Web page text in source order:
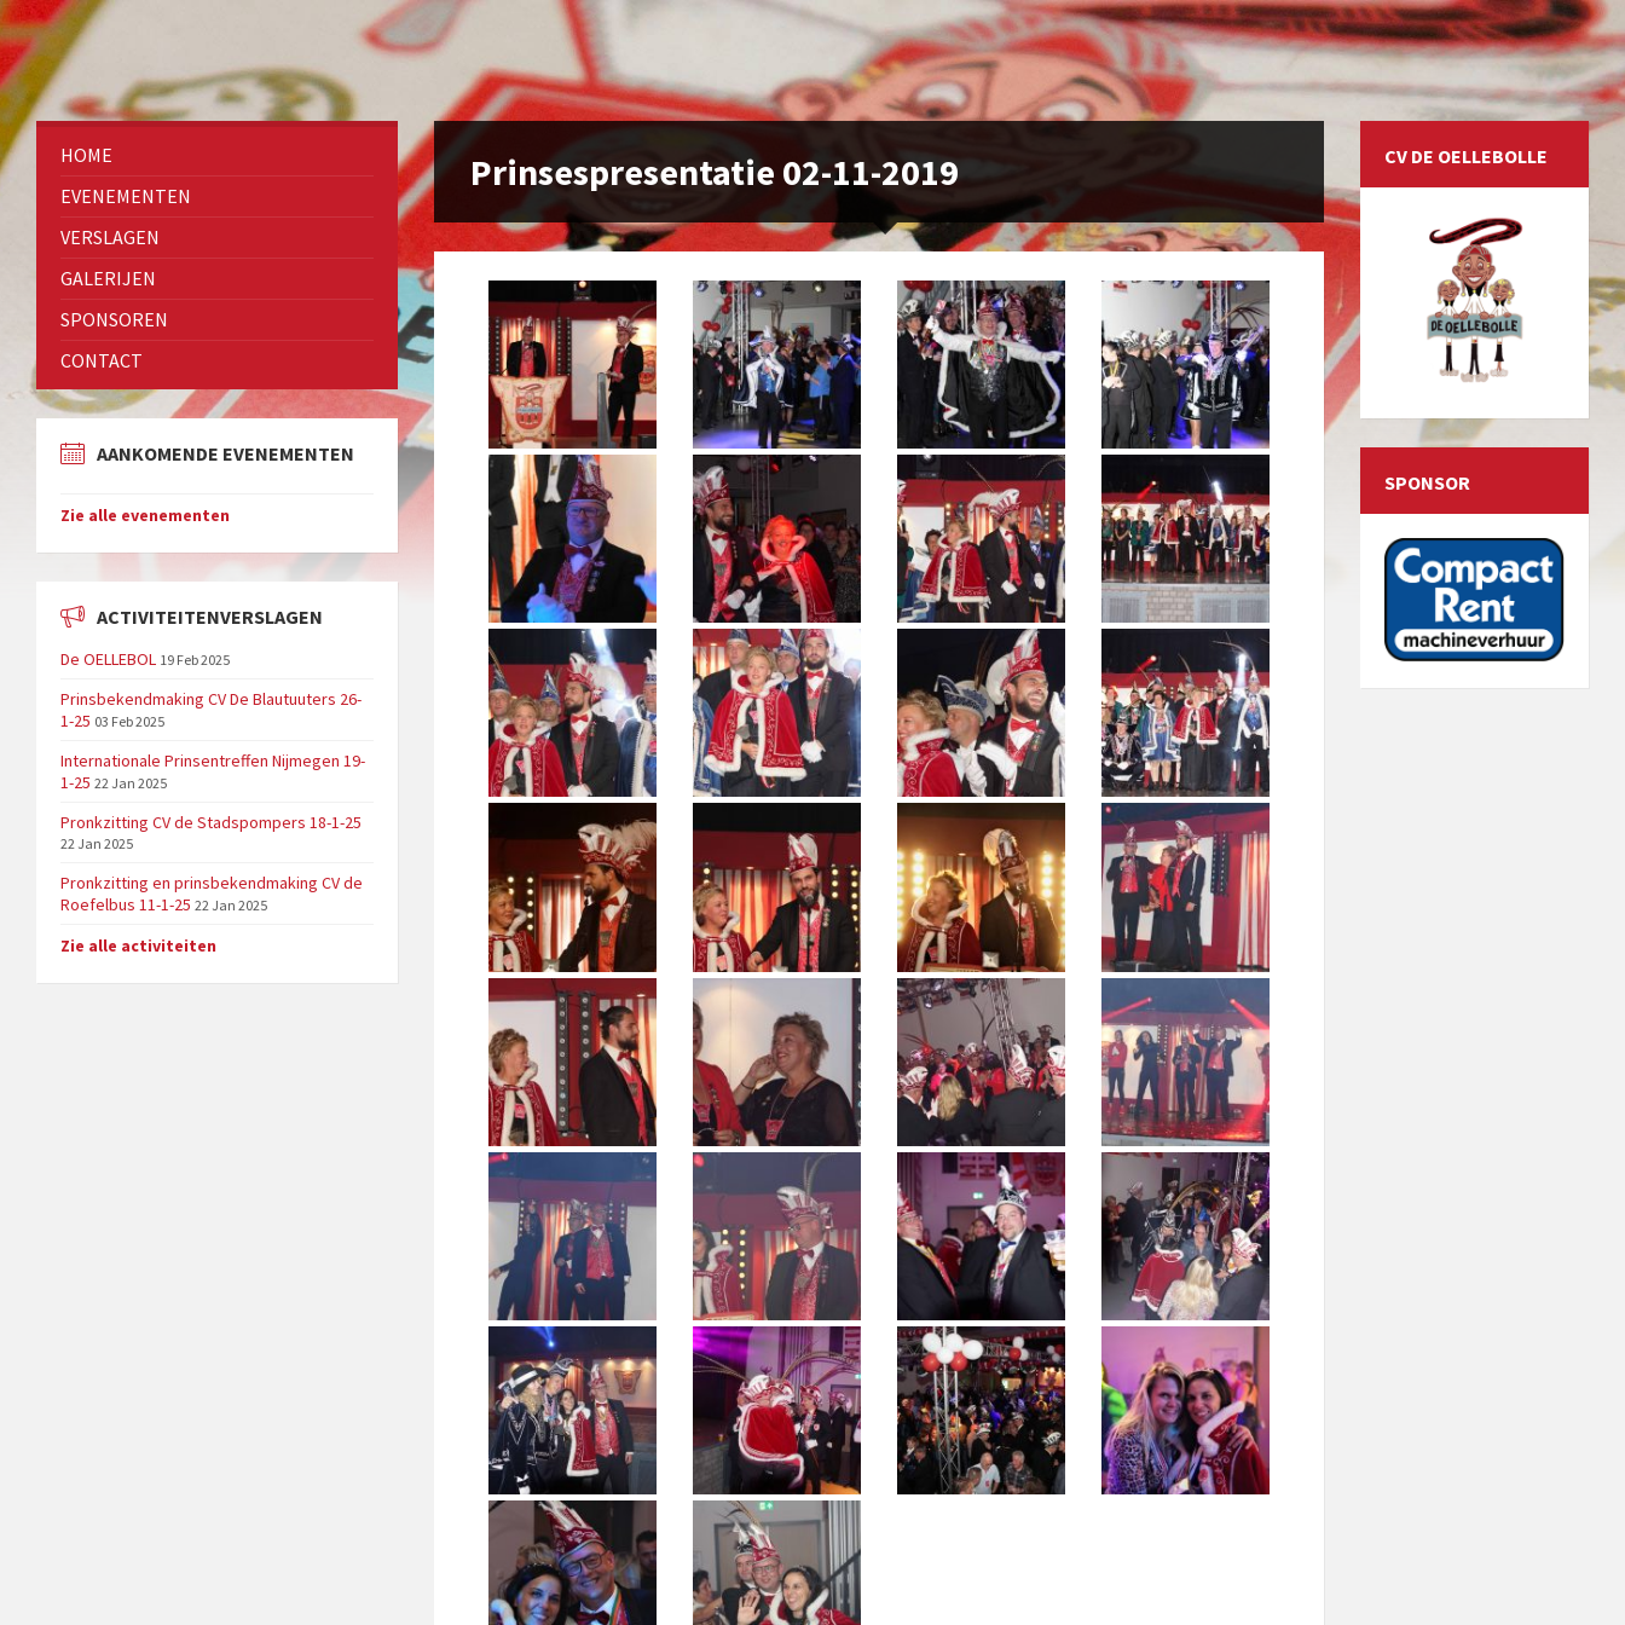
Prinsespresentatie 02-11-2019
HOME
EVENEMENTEN
VERSLAGEN
GALERIJEN
SPONSOREN
CONTACT
AANKOMENDE EVENEMENTEN
Zie alle evenementen
ACTIVITEITENVERSLAGEN
De OELLEBOL 19 Feb 2025
Prinsbekendmaking CV De Blautuuters 26-
1-25 03 Feb 2025
Internationale Prinsentreffen Nijmegen 19-
1-25 22 Jan 2025
Pronkzitting CV de Stadspompers 18-1-25
22 Jan 2025
Pronkzitting en prinsbekendmaking CV de
Roefelbus 11-1-25 22 Jan 2025
Zie alle activiteiten
CV DE OELLEBOLLE
SPONSOR